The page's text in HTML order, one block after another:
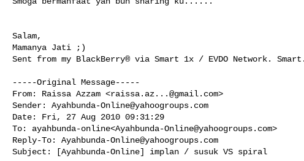
Salam,
Mamanya Jati ;)
Sent from my BlackBerry® via Smart 1x / EVDO Network.
-----Original Message-----
From: Raissa Azzam <raissa.az...@gmail.com>
Sender: Ayahbunda-Online@yahoogroups.com
Date: Fri, 27 Aug 2010 09:31:29
To: ayahbunda-online<Ayahbunda-Online@yahoogroups.com>
Reply-To: Ayahbunda-Online@yahoogroups.com
Subject: [Ayahbunda-Online] implan / susuk VS spiral